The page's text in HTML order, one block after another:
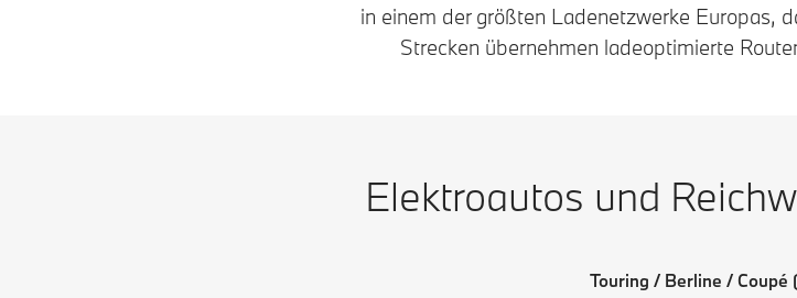
in einem der größten Ladenetzwerke Europas,
Strecken übernehmen ladeoptimierte
Elektroautos und
Touring / Berline / Coupé